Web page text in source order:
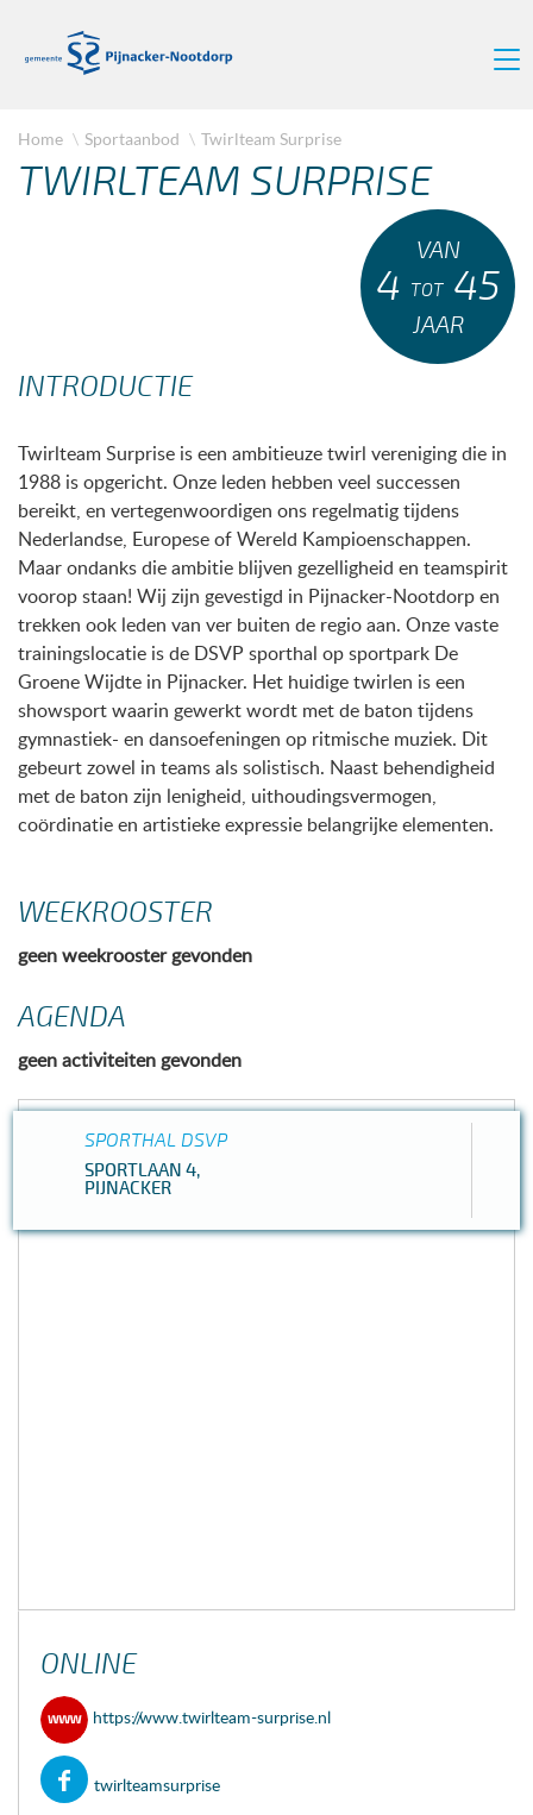
Home Sportaanbod Twirlteam Surprise
TWIRLTEAM SURPRISE
VAN
4 TOT45
JAAR
INTRODUCTIE
Twirlteam Surprise is een ambitieuze twirl vereniging die in
1988 is opgericht. Onze leden hebben veel successen
bereikt, en vertegenwoordigen ons regelmatig tijdens
Nederlandse, Europese of Wereld Kampioenschappen.
Maar ondanks die ambitie blijven gezelligheid en teamspirit
voorop staan! Wij zijn gevestigd in Pijnacker-Nootdorp en
trekken ook leden van ver buiten de regio aan. Onze vaste
trainingslocatie is de DSVP sporthal op sportpark De
Groene Wijdte in Pijnacker. Het huidige twirlen is een
showsport waarin gewerkt wordt met de baton tijdens
gymnastiek- en dansoefeningen op ritmische muziek. Dit
gebeurt zowel in teams als solistisch. Naast behendigheid
met de baton zijn lenigheid, uithoudingsvermogen,
coördinatie en artistieke expressie belangrijke elementen.
WEEKROOSTER
geen weekrooster gevonden
AGENDA
geen activiteiten gevonden
SPORTHAL DSVP
SPORTLAAN 4,
PIJNACKER
ONLINE
https://www.twirlteam-surprise.nl
twirlteamsurprise